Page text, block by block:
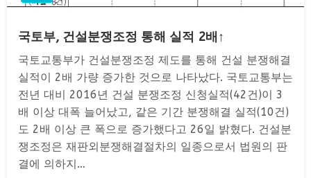
국토부, 건설분쟁조정 통해 실적 2배↑
국토교통부가 건설분쟁조정 제도를 통해 건설 분쟁해결
실적이 2배 가량 증가한 것으로 나타났다. 국토교통부는
전년 대비 2016년 건설 분쟁조정 신청실적(42건)이 3
배 이상 대폭 늘어났고, 같은 기간 분쟁해결 실적(10건)
도 2배 이상 큰 폭으로 증가했다고 26일 밝혔다. 건설분
쟁조정은 재판외분쟁해결절차의 일종으로서 법원의 판
결에 의하지…